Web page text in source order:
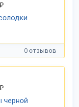
₽
0 отзывов
₽
черной